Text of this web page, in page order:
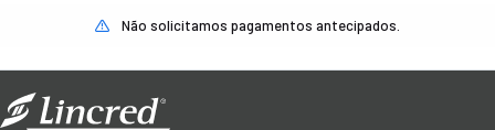
Não solicitamos pagamentos antecipados.